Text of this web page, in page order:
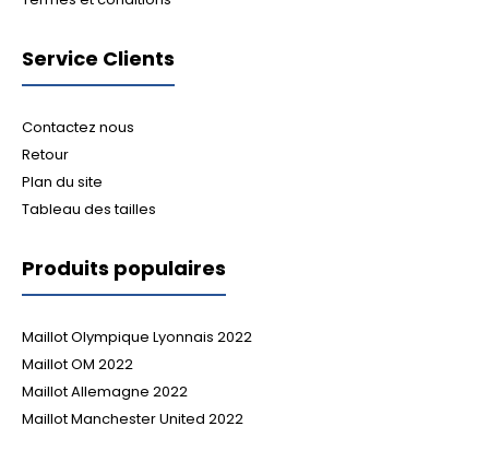
Service Clients
Contactez nous
Retour
Plan du site
Tableau des tailles
Produits populaires
Maillot Olympique Lyonnais 2022
Maillot OM 2022
Maillot Allemagne 2022
Maillot Manchester United 2022